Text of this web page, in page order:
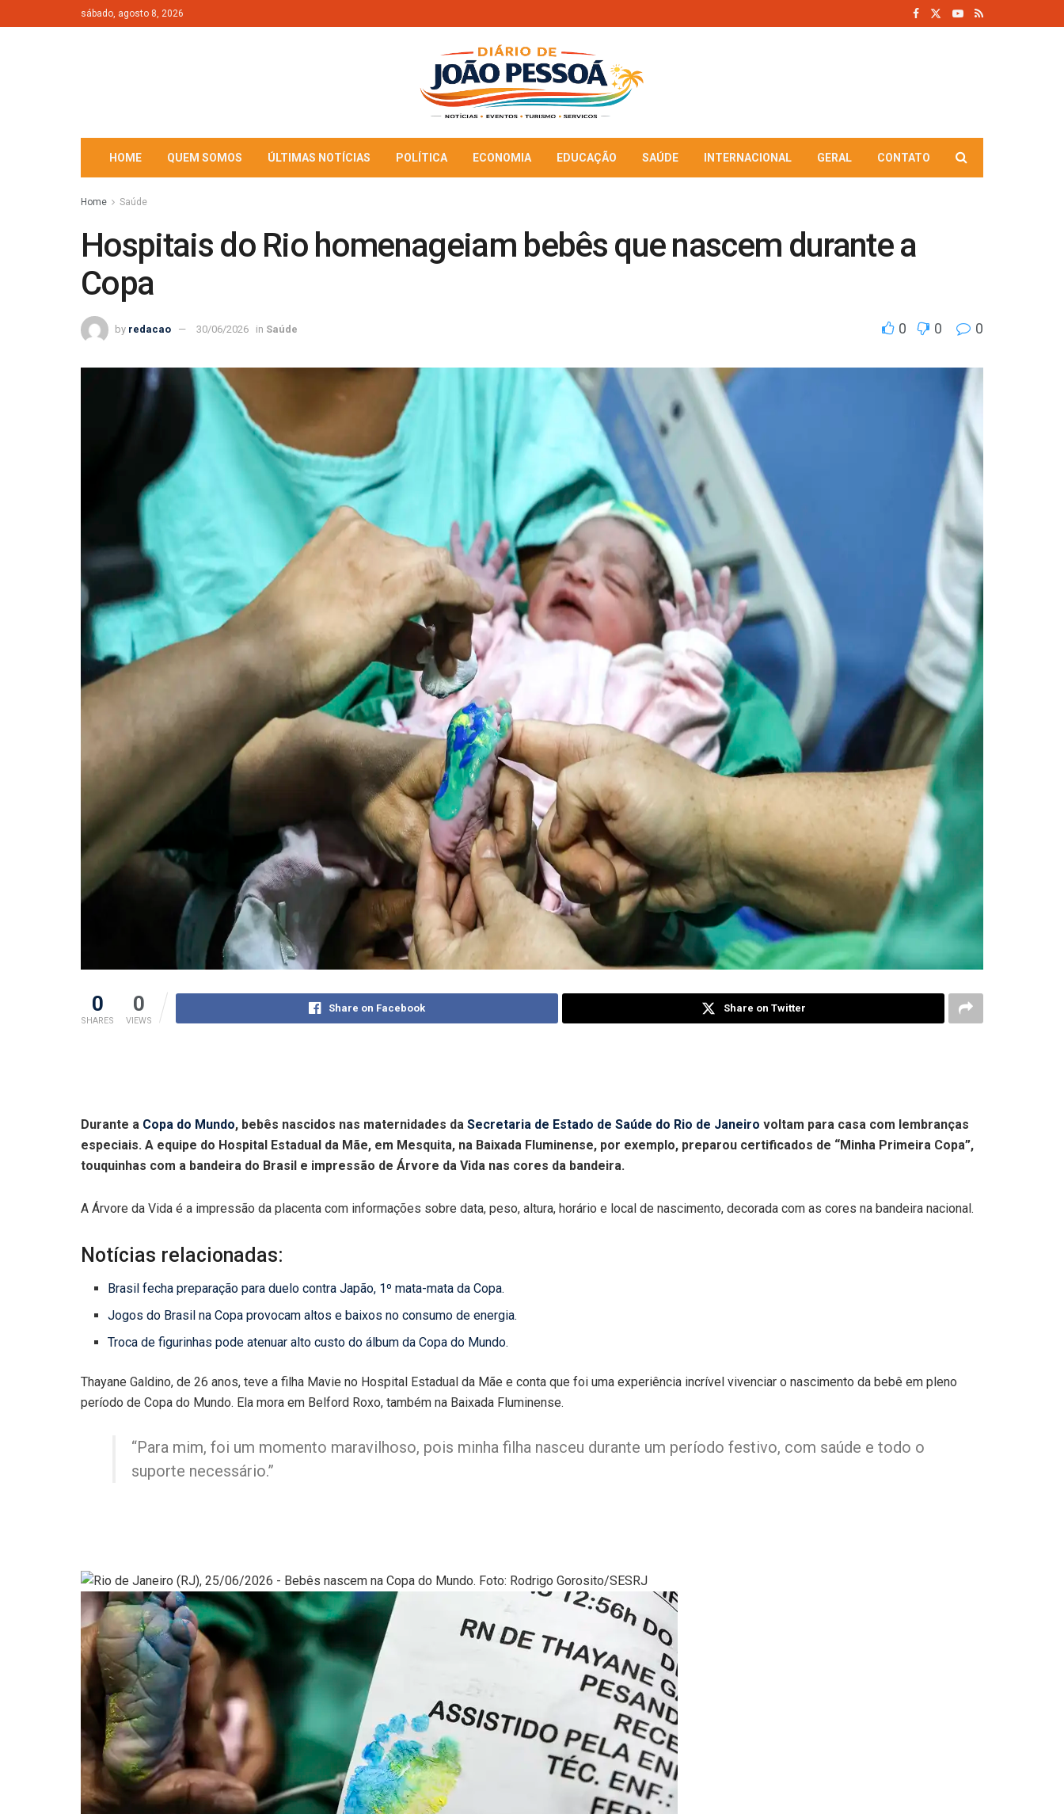
sábado, agosto 8, 2026
HOME QUEM SOMOS ÚLTIMAS NOTÍCIAS POLÍTICA ECONOMIA EDUCAÇÃO SAÚDE INTERNACIONAL GERAL CONTATO
Home Saúde
Hospitais do Rio homenageiam bebês que nascem durante a
Copa
by redacao 30/06/2026 in Saúde 0 0 0
0
SHARES
0
VIEWS
Share on Facebook Share on Twitter
Durante a Copa do Mundo, bebês nascidos nas maternidades da Secretaria de Estado de Saúde do Rio de Janeiro voltam para casa com lembranças
especiais. A equipe do Hospital Estadual da Mãe, em Mesquita, na Baixada Fluminense, por exemplo, preparou certificados de “Minha Primeira Copa”,
touquinhas com a bandeira do Brasil e impressão de Árvore da Vida nas cores da bandeira.
A Árvore da Vida é a impressão da placenta com informações sobre data, peso, altura, horário e local de nascimento, decorada com as cores na bandeira nacional.
Notícias relacionadas:
Brasil fecha preparação para duelo contra Japão, 1º mata-mata da Copa.
Jogos do Brasil na Copa provocam altos e baixos no consumo de energia.
Troca de figurinhas pode atenuar alto custo do álbum da Copa do Mundo.
Thayane Galdino, de 26 anos, teve a filha Mavie no Hospital Estadual da Mãe e conta que foi uma experiência incrível vivenciar o nascimento da bebê em pleno
período de Copa do Mundo. Ela mora em Belford Roxo, também na Baixada Fluminense.
“Para mim, foi um momento maravilhoso, pois minha filha nasceu durante um período festivo, com saúde e todo o
suporte necessário.”